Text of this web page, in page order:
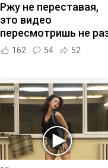
Ржу не переставая,
это видео
пересмотришь не
162 54 52